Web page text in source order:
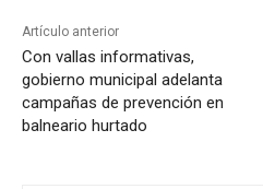
Artículo anterior
Con vallas informativas,
gobierno municipal adelanta
campañas de prevención en
balneario hurtado